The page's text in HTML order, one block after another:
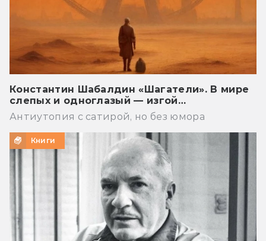
Константин Шабалдин «Шагатели». В мире
слепых и одноглазый — изгой…
Антиутопия с сатирой, но без юмора
Книги